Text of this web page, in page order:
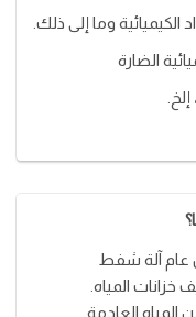
الكيميائية وما إلى ذلك.
الضارة
عام آلة شفط
المياه.
العادمة